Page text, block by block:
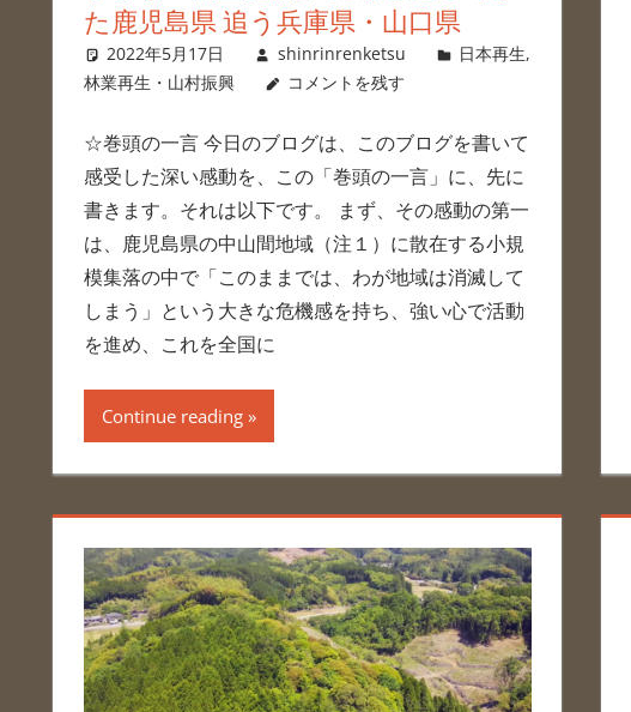
た鹿児島県 追う兵庫県・山口県
2022年5月17日 shinrinrenketsu 日本再生,
林業再生・山村振興
コメントを残す
☆巻頭の一言 今日のブログは、このブログを書いて
感受した深い感動を、この「巻頭の一言」に、先に
書きます。それは以下です。 まず、その感動の第一
は、鹿児島県の中山間地域（注１）に散在する小規
模集落の中で「このままでは、わが地域は消滅して
しまう」という大きな危機感を持ち、強い心で活動
を進め、これを全国に
Continue reading